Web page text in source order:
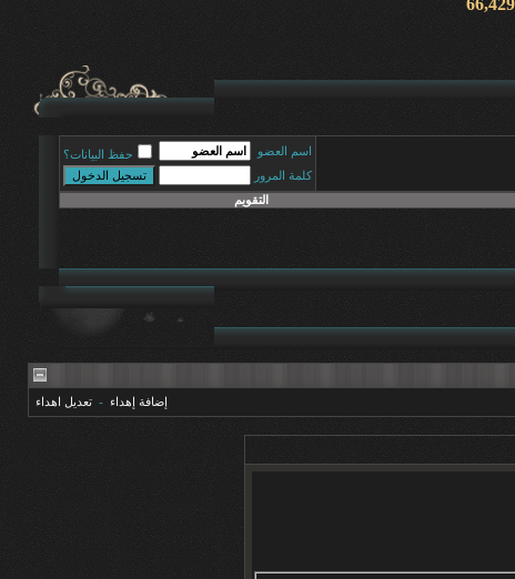
اسم العضو
حفظ البيانات؟
كلمة المرور
التقويم
إضافة إهداء - تعديل اهداء